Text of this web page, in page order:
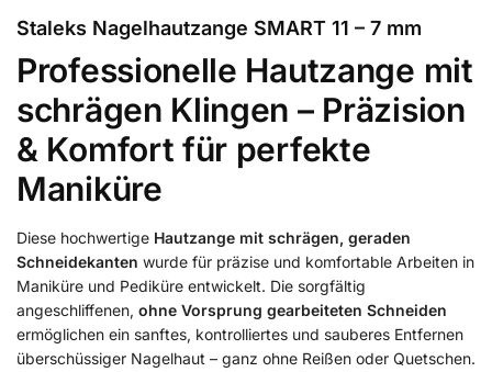
Staleks Nagelhautzange SMART 11 – 7 mm
Professionelle Hautzange mit
schrägen Klingen – Präzision
& Komfort für perfekte
Maniküre
Diese hochwertige Hautzange mit schrägen, geraden
Schneidekanten wurde für präzise und komfortable Arbeiten in
Maniküre und Pediküre entwickelt. Die sorgfältig
angeschliffenen, ohne Vorsprung gearbeiteten Schneiden
ermöglichen ein sanftes, kontrolliertes und sauberes Entfernen
überschüssiger Nagelhaut – ganz ohne Reißen oder Quetschen.